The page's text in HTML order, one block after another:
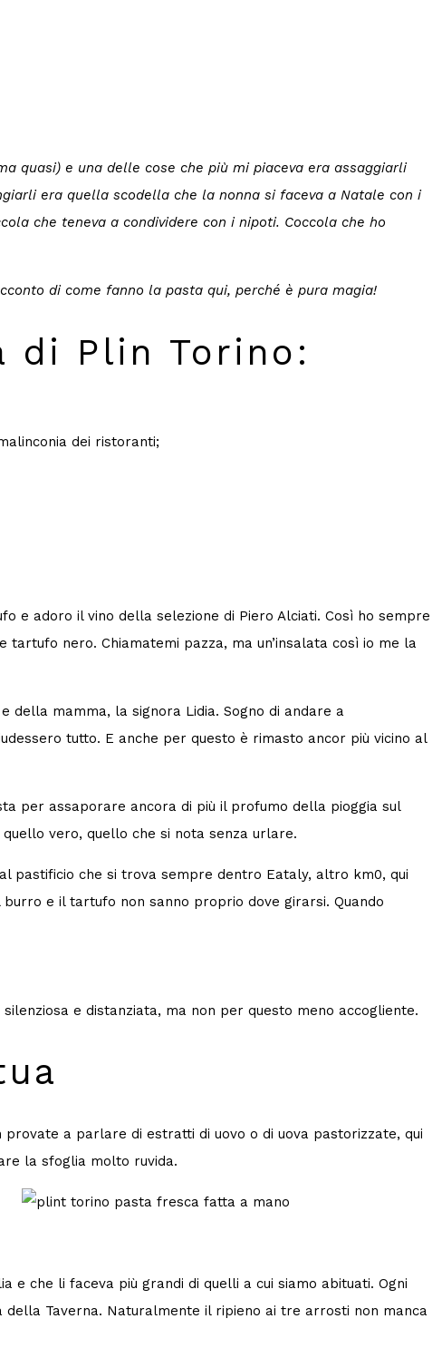
quasi) e una delle cose che più mi piaceva era assaggiarli
era quella scodella che la nonna si faceva a Natale con i
che teneva a condividere con i nipoti. Coccola che ho
di come fanno la pasta qui, perché è pura magia!
di Plin Torino:
dei ristoranti;
e adoro il vino della selezione di Piero Alciati. Così ho sempre
nero. Chiamatemi pazza, ma un’insalata così io me la
mamma, la signora Lidia. Sogno di andare a
tutto. E anche per questo è rimasto ancor più vicino al
per assaporare ancora di più il profumo della pioggia sul
vero, quello che si nota senza urlare.
pastificio che si trova sempre dentro Eataly, altro km0, qui
e il tartufo non sanno proprio dove girarsi. Quando
e distanziata, ma non per questo meno accogliente.
a parlare di estratti di uovo o di uova pastorizzate, qui
la sfoglia molto ruvida.
e che li faceva più grandi di quelli a cui siamo abituati. Ogni
Taverna. Naturalmente il ripieno ai tre arrosti non manca